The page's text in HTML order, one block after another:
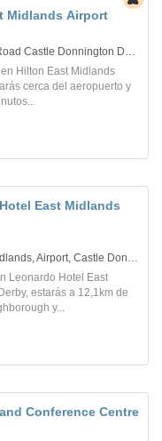
Midlands Airport
Junction 24, Derby Road Castle Donnington Derby, ,. Derby
Hilton East Midlands
cerca del aeropuerto y
East Midlands
Ashby Road East Midlands, Airport, Castle Donington. Derby
Leonardo Hotel East
estarás a 12,1km de
y...
Conference Centre